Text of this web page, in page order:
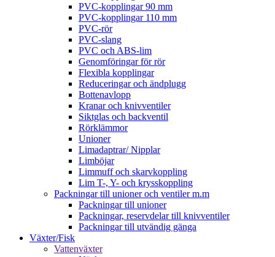
PVC-kopplingar 90 mm
PVC-kopplingar 110 mm
PVC-rör
PVC-slang
PVC och ABS-lim
Genomföringar för rör
Flexibla kopplingar
Reduceringar och ändplugg
Bottenavlopp
Kranar och knivventiler
Siktglas och backventil
Rörklämmor
Unioner
Limadaptrar/ Nipplar
Limböjar
Limmuff och skarvkoppling
Lim T-, Y- och krysskoppling
Packningar till unioner och ventiler m.m
Packningar till unioner
Packningar, reservdelar till knivventiler
Packningar till utvändig gänga
Växter/Fisk
Vattenväxter